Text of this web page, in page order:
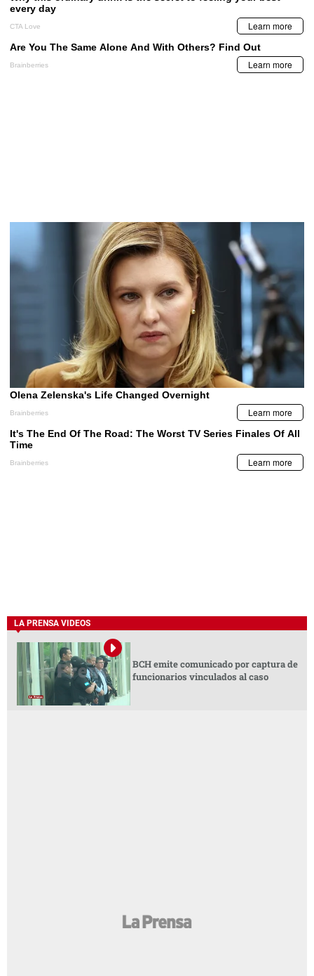
LA PRENSA VIDEOS
BCH emite comunicado por captura de
funcionarios vinculados al caso